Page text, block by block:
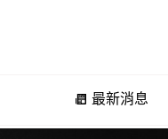
最新消息